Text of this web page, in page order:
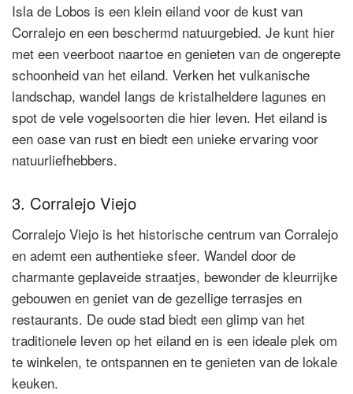
Isla de Lobos is een klein eiland voor de kust van
Corralejo en een beschermd natuurgebied. Je kunt hier
met een veerboot naartoe en genieten van de ongerepte
schoonheid van het eiland. Verken het vulkanische
landschap, wandel langs de kristalheldere lagunes en
spot de vele vogelsoorten die hier leven. Het eiland is
een oase van rust en biedt een unieke ervaring voor
natuurliefhebbers.
3. Corralejo Viejo
Corralejo Viejo is het historische centrum van Corralejo
en ademt een authentieke sfeer. Wandel door de
charmante geplaveide straatjes, bewonder de kleurrijke
gebouwen en geniet van de gezellige terrasjes en
restaurants. De oude stad biedt een glimp van het
traditionele leven op het eiland en is een ideale plek om
te winkelen, te ontspannen en te genieten van de lokale
keuken.